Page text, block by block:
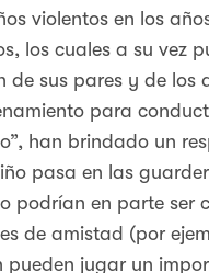
violentos en los
los cuales a su vez
de sus pares y de
para
han brindado un
pasa en las
podrían en parte ser
de amistad (por
pueden jugar un